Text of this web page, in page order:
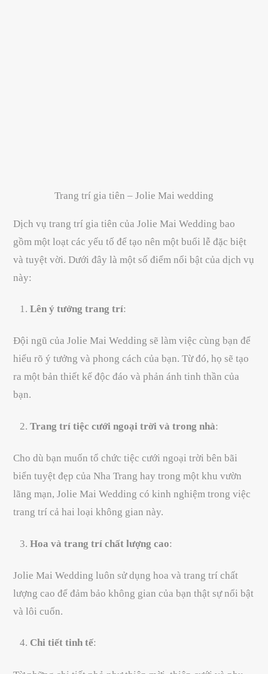
Trang trí gia tiên – Jolie Mai wedding
Dịch vụ trang trí gia tiên của Jolie Mai Wedding bao
gồm một loạt các yếu tố để tạo nên một buổi lễ đặc biệt
và tuyệt vời. Dưới đây là một số điểm nổi bật của dịch vụ
này:
Lên ý tưởng trang trí:
Đội ngũ của Jolie Mai Wedding sẽ làm việc cùng bạn để
hiểu rõ ý tưởng và phong cách của bạn. Từ đó, họ sẽ tạo
ra một bản thiết kế độc đáo và phản ánh tinh thần của
bạn.
Trang trí tiệc cưới ngoại trời và trong nhà:
Cho dù bạn muốn tổ chức tiệc cưới ngoại trời bên bãi
biển tuyệt đẹp của Nha Trang hay trong một khu vườn
lãng mạn, Jolie Mai Wedding có kinh nghiệm trong việc
trang trí cả hai loại không gian này.
Hoa và trang trí chất lượng cao:
Jolie Mai Wedding luôn sử dụng hoa và trang trí chất
lượng cao để đảm bảo không gian của bạn thật sự nổi bật
và lôi cuốn.
Chi tiết tinh tế: